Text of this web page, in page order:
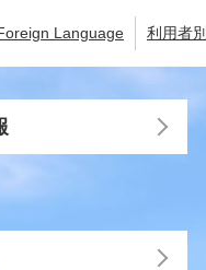
Language 利用者別